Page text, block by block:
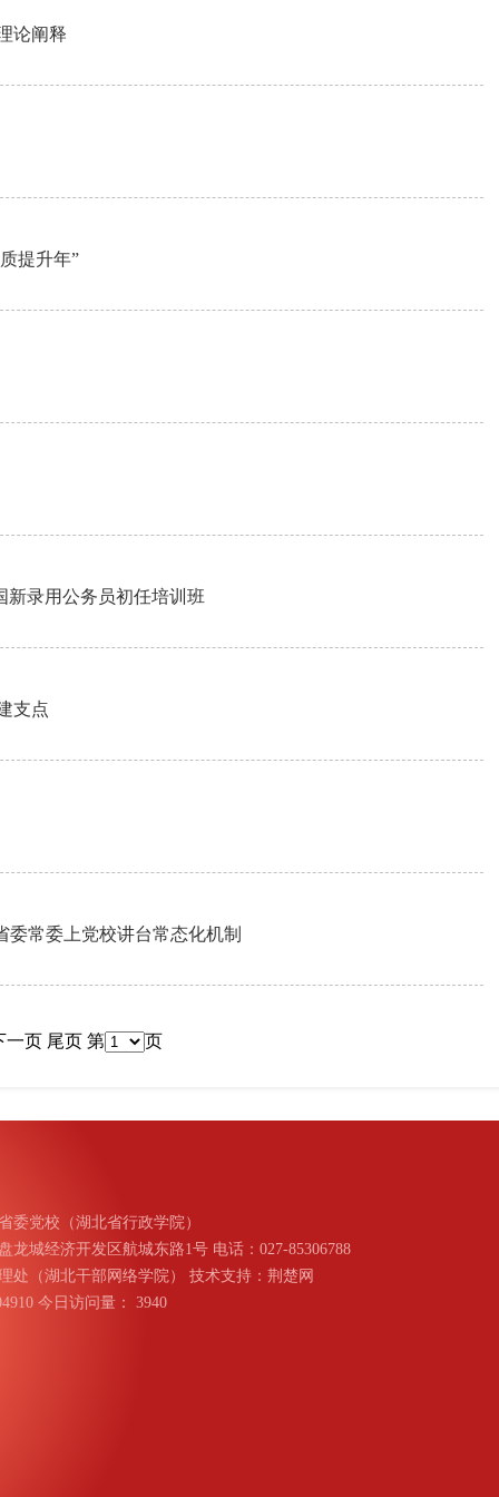
论阐释
提升年”
新录用公务员初任培训班
支点
常委上党校讲台常态化机制
一页 尾页 第 页
委党校（湖北省行政学院）
龙城经济开发区航城东路1号 电话：027-85306788
处（湖北干部网络学院） 技术支持：荆楚网
今日访问量： 3940